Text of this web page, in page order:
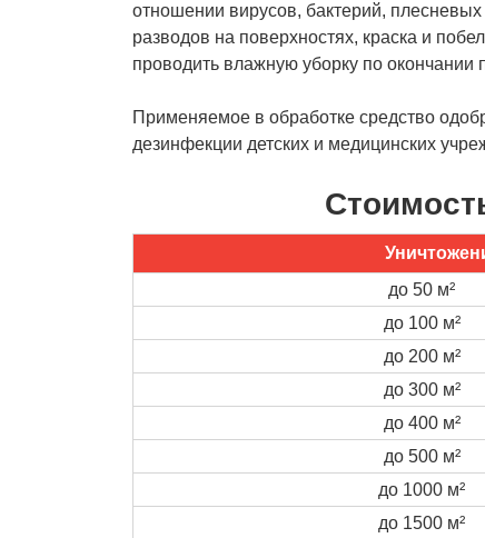
отношении вирусов, бактерий,
разводов на поверхностях, краска и
проводить влажную уборку по окончании
Применяемое в обработке средство
дезинфекции детских и медицинских
до 50 м²
до 100 м²
до 200 м²
до 300 м²
до 400 м²
до 500 м²
до 1000 м²
до 1500 м²